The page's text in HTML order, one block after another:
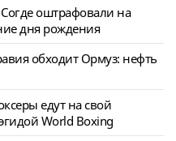
оштрафовали на
дня рождения
обходит Ормуз: нефть
едут на свой
World Boxing